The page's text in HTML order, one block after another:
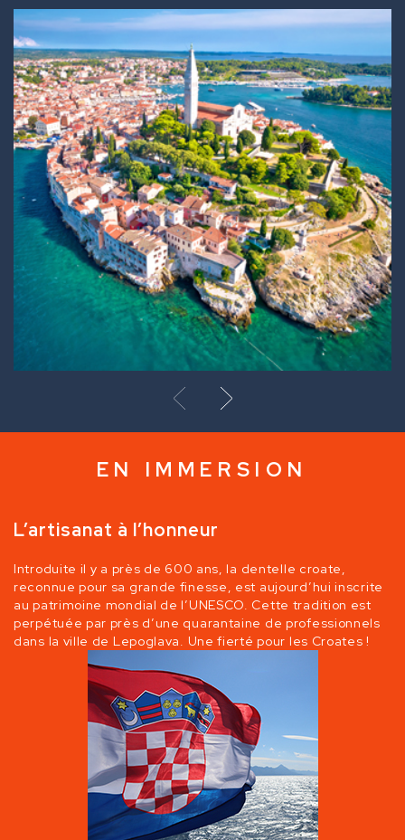
EN IMMERSION
L’artisanat à l’honneur
Introduite il y a près de 600 ans, la dentelle croate,
reconnue pour sa grande finesse, est aujourd’hui inscrite
au patrimoine mondial de l’UNESCO. Cette tradition est
perpétuée par près d’une quarantaine de professionnels
dans la ville de Lepoglava. Une fierté pour les Croates !